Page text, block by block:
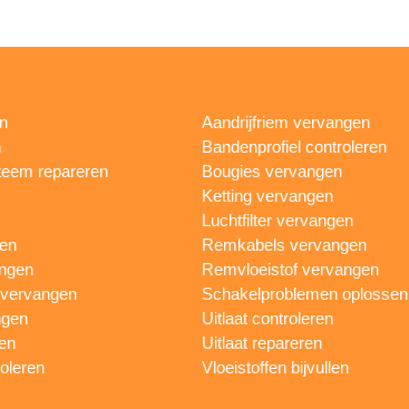
repareren
Aandrijfriem vervangen
Bandenprofiel controleren
Bougies vervangen
Ketting vervangen
Luchtfilter vervangen
Remkabels vervangen
Remvloeistof vervangen
Schakelproblemen oplossen
Uitlaat controleren
Uitlaat repareren
Vloeistoffen bijvullen